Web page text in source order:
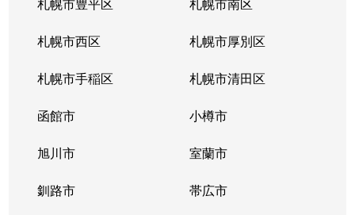
札幌市西区 札幌市厚別区
札幌市手稲区 札幌市清田区
函館市 小樽市
旭川市 室蘭市
釧路市 帯広市